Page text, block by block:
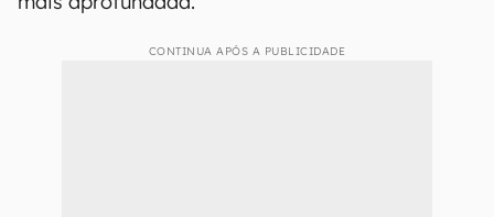
CONTINUA APÓS A PUBLICIDADE